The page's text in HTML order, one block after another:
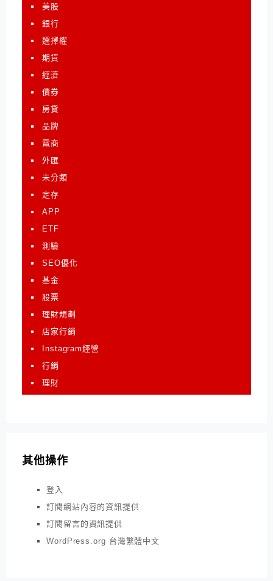
美股
銀行
選擇權
期貨
經濟
債券
房貸
品牌
電商
外匯
未分類
定存
APP
ETF
測驗
SEO優化
基金
股票
理財規劃
店家行銷
Instagram經營
行銷
理財
其他操作
登入
訂閱網站內容的資訊提供
訂閱留言的資訊提供
WordPress.org 台灣繁體中文